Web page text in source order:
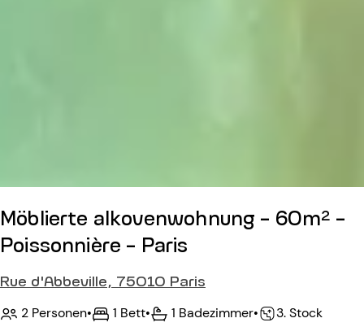
Möblierte alkovenwohnung - 60m² -
Poissonnière - Paris
Rue d'Abbeville, 75010 Paris
2 Personen• 1 Bett• 1 Badezimmer•
3. Stock